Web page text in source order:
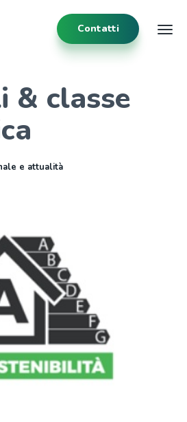
Contatti
& classe
e attualità